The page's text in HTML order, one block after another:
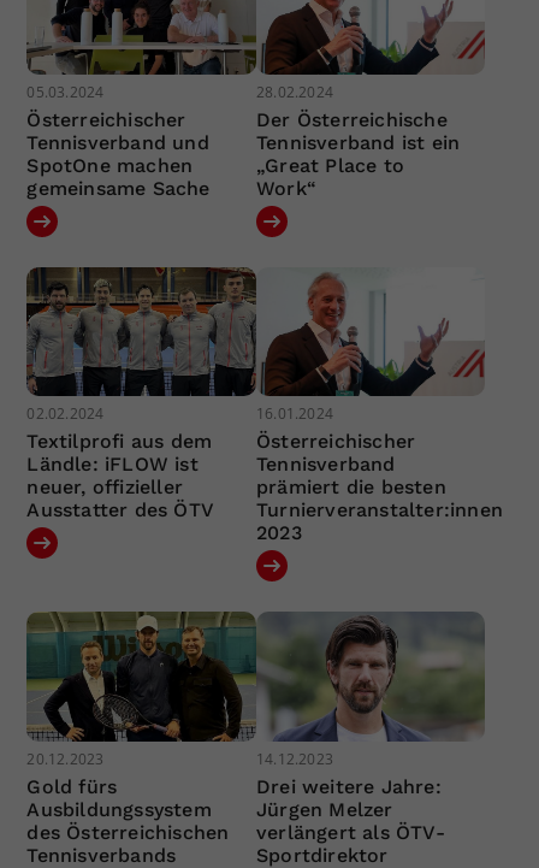
05.03.2024
Österreichischer
Tennisverband und
SpotOne machen
gemeinsame Sache
28.02.2024
Der Österreichische
Tennisverband ist ein
„Great Place to
Work“
02.02.2024
Textilprofi aus dem
Ländle: iFLOW ist
neuer, offizieller
Ausstatter des ÖTV
16.01.2024
Österreichischer
Tennisverband
prämiert die besten
Turnierveranstalter:innen
2023
20.12.2023
Gold fürs
Ausbildungssystem
des Österreichischen
Tennisverbands
14.12.2023
Drei weitere Jahre:
Jürgen Melzer
verlängert als ÖTV-
Sportdirektor